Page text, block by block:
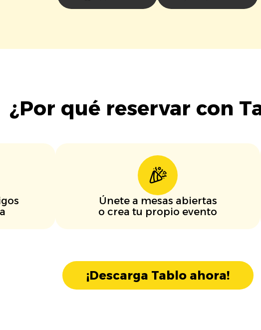
¿Por qué reservar con
Únete a mesas abiertas
o crea tu propio evento
¡Descarga Tablo ahora!